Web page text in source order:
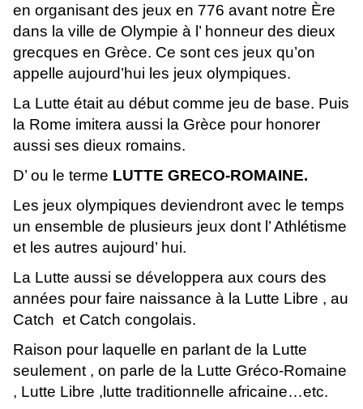
en organisant des jeux en 776 avant notre Ère
dans la ville de Olympie à l’ honneur des dieux
grecques en Grèce. Ce sont ces jeux qu’on
appelle aujourd’hui les jeux olympiques.
La Lutte était au début comme jeu de base. Puis
la Rome imitera aussi la Grèce pour honorer
aussi ses dieux romains.
D’ ou le terme LUTTE GRECO-ROMAINE.
Les jeux olympiques deviendront avec le temps
un ensemble de plusieurs jeux dont l’ Athlétisme
et les autres aujourd’ hui.
La Lutte aussi se développera aux cours des
années pour faire naissance à la Lutte Libre , au
Catch et Catch congolais.
Raison pour laquelle en parlant de la Lutte
seulement , on parle de la Lutte Gréco-Romaine
, Lutte Libre ,lutte traditionnelle africaine…etc.